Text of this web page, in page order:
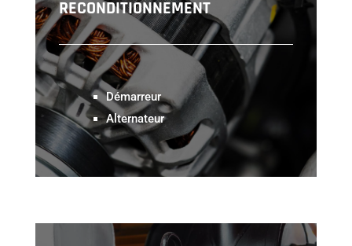
RECONDITIONNEMENT
Démarreur
Alternateur